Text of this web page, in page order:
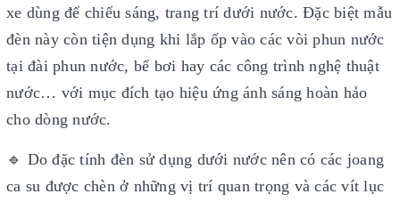
xe dùng để chiếu sáng, trang trí dưới nước. Đặc biệt mẫu
đèn này còn tiện dụng khi lắp ốp vào các vòi phun nước
tại đài phun nước, bể bơi hay các công trình nghệ thuật
nước… với mục đích tạo hiệu ứng ánh sáng hoàn hảo
cho dòng nước.
🔹 Do đặc tính đèn sử dụng dưới nước nên có các joang
ca su được chèn ở những vị trí quan trọng và các vít lục